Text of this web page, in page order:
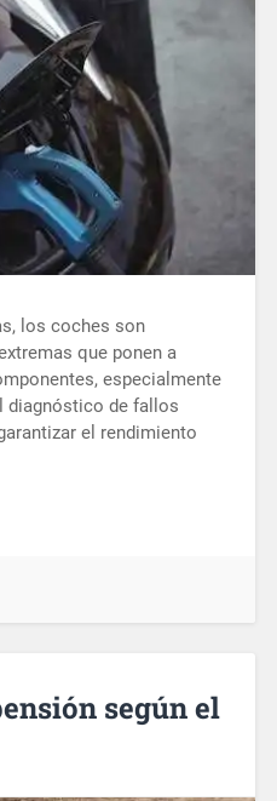
los coches son
que ponen a
especialmente
diagnóstico de fallos
el rendimiento
según el